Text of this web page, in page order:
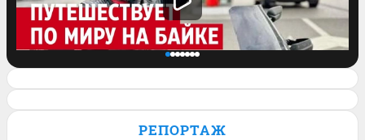
Европе: как байкер путешествует по
РЕПОРТАЖ